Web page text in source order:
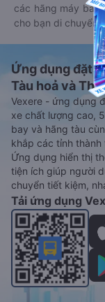
các hãng máy
cho bạn di chuyển.
Ứng dụng đặt
Tàu hoả và
Vexere - ứng dụng
xe chất lượng cao,
bay và hãng tàu
khắp các tỉnh thành
Ứng dụng hiển thị
tiện ích giúp người
chuyển tiết kiệm,
Tải ứng dụng